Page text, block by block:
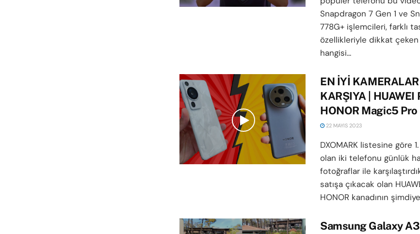
Snapdragon 7 Gen 1 ve
778G+ işlemcileri, farklı
özellikleriyle dikkat
hangisi...
EN İYİ
KARŞIYA | HUAWEI
HONOR Magic5 Pro
22 MAYIS 2023
DXOMARK listesine göre
olan iki telefonu günlük
fotoğraflar ile
satışa çıkacak olan
HONOR kanadının
Samsung Galaxy